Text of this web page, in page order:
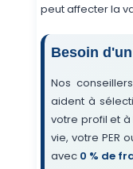
peut affecter la
Besoin
Nos
aident à
votre profil et
vie, votre PER
avec 0 % de